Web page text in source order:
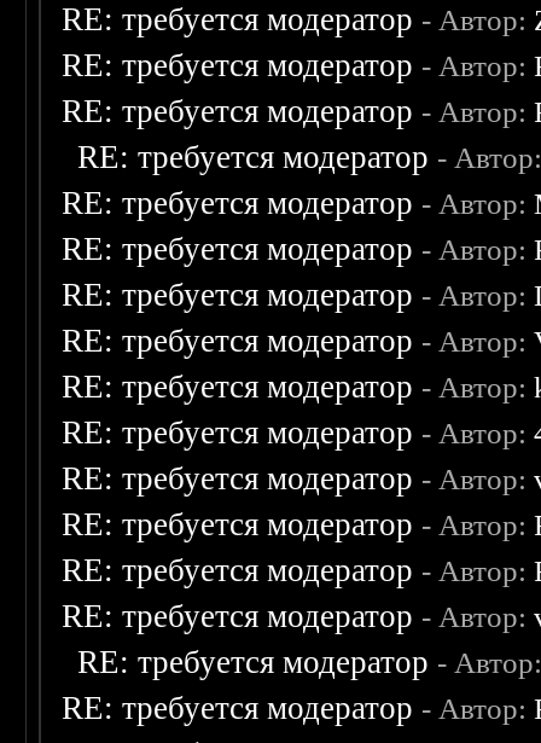
RE: требуется модератор - Автор:
RE: требуется модератор - Автор:
RE: требуется модератор - Автор:
RE: требуется модератор -
RE: требуется модератор - Автор:
RE: требуется модератор - Автор:
RE: требуется модератор - Автор:
RE: требуется модератор - Автор:
RE: требуется модератор - Автор:
RE: требуется модератор - Автор:
RE: требуется модератор - Автор:
RE: требуется модератор - Автор:
RE: требуется модератор - Автор:
RE: требуется модератор - Автор:
RE: требуется модератор -
RE: требуется модератор - Автор: